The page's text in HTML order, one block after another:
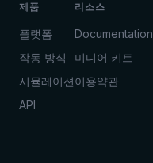
제품
플랫폼
작동 방식
시뮬레이션
API
리소스
Documentation
미디어 키트
이용약관